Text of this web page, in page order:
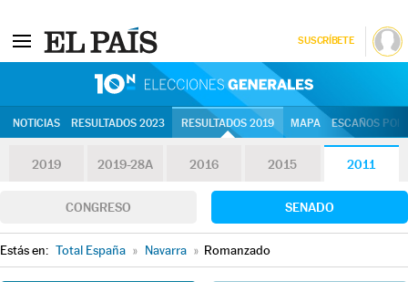
SUSCRÍBETE
NOTICIAS RESULTADOS 2023 RESULTADOS 2019 MAPA ESCAÑOS
2019 2019-28A 2016 2015 2011
CONGRESO SENADO
Estás en: Total España » Navarra » Romanzado